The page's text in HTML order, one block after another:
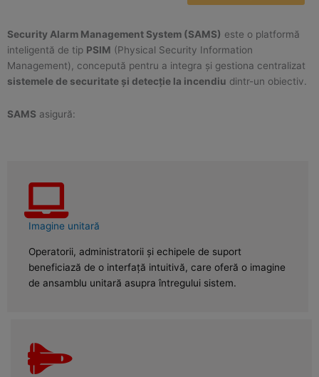
Security Alarm Management System (SAMS) este o platformă
inteligentă de tip PSIM (Physical Security Information
Management), concepută pentru a integra și gestiona centralizat
sistemele de securitate și detecție la incendiu dintr-un obiectiv.
SAMS asigură:
Imagine unitară
Operatorii, administratorii și echipele de suport
beneficiază de o interfață intuitivă, care oferă o imagine
de ansamblu unitară asupra întregului sistem.